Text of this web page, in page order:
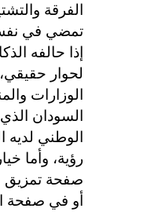
الفرقة
تمضي في نفس
إذا حالفه
لحوار
الوزارات
السودان
الوطني
رؤية، وأما
صفحة تمزيق
أو في صفحة